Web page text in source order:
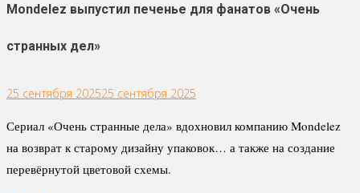
Mondelez выпустил печенье для фанатов «Очень
странных дел»
25 сентября 202525 сентября 2025
Сериал «Очень странные дела» вдохновил компанию Mondelez
на возврат к старому дизайну упаковок… а также на создание
перевёрнутой цветовой схемы.